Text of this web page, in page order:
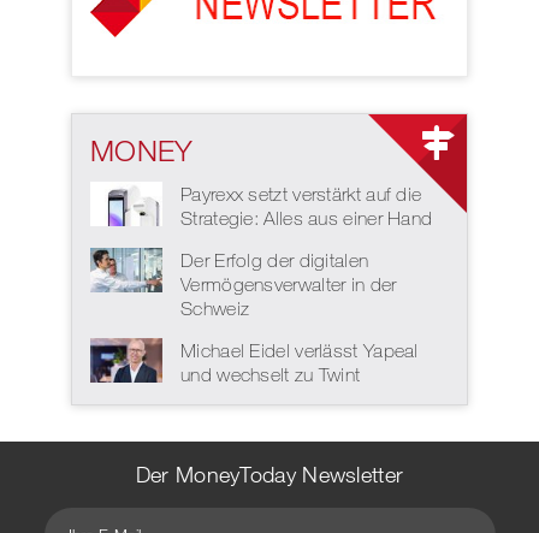
MONEY
Payrexx setzt verstärkt auf die
Strategie: Alles aus einer Hand
Der Erfolg der digitalen
Vermögensverwalter in der
Schweiz
Michael Eidel verlässt Yapeal
und wechselt zu Twint
Der MoneyToday Newsletter